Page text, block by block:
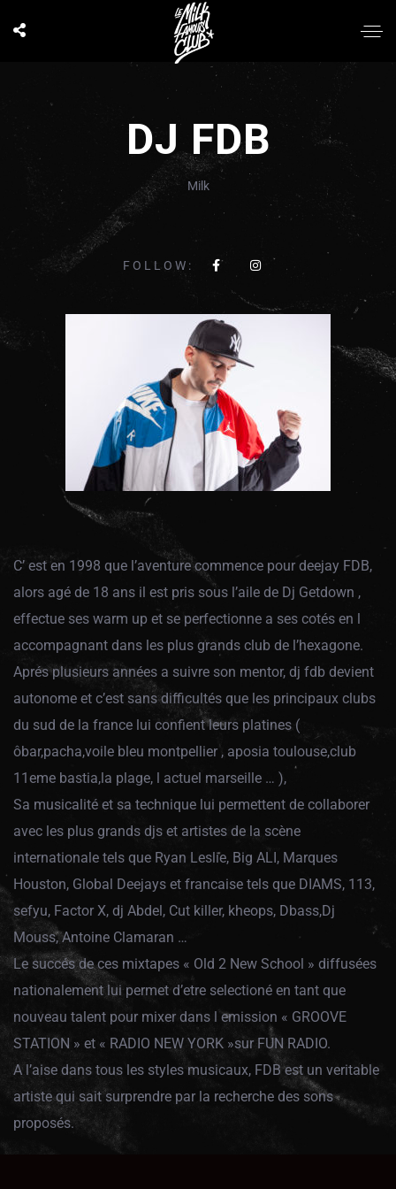
DJ FDB
Milk
FOLLOW:
C’ est en 1998 que l’aventure commence pour deejay FDB,
alors agé de 18 ans il est pris sous l’aile de Dj Getdown ,
effectue ses warm up et se perfectionne a ses cotés en l
accompagnant dans les plus grands club de l’hexagone.
Aprés plusieurs années a suivre son mentor, dj fdb devient
autonome et c’est sans difficultés que les principaux clubs
du sud de la france lui confient leurs platines (
ôbar,pacha,voile bleu montpellier , aposia toulouse,club
11eme bastia,la plage, l actuel marseille … ),
Sa musicalité et sa technique lui permettent de collaborer
avec les plus grands djs et artistes de la scène
internationale tels que Ryan Leslie, Big ALI, Marques
Houston, Global Deejays et francaise tels que DIAMS, 113,
sefyu, Factor X, dj Abdel, Cut killer, kheops, Dbass,Dj
Mouss, Antoine Clamaran …
Le succés de ces mixtapes « Old 2 New School » diffusées
nationalement lui permet d’etre selectioné en tant que
nouveau talent pour mixer dans l emission « GROOVE
STATION » et « RADIO NEW YORK »sur FUN RADIO.
A l’aise dans tous les styles musicaux, FDB est un veritable
artiste qui sait surprendre par la recherche des sons
proposés.